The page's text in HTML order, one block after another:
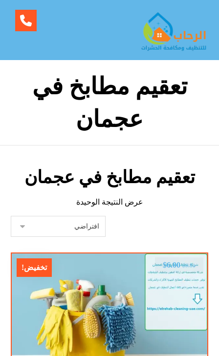
تعقيم مطابخ في
عجمان
تعقيم مطابخ في عجمان
عرض النتيجة الوحيدة
تخفيض! $9.00
$6.00